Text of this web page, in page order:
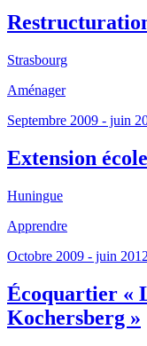
Strasbourg
Aménager
Septembre 2009 - juin
Extension
Huningue
Apprendre
Octobre 2009 - juin 2012
Écoquartier «
Kochersberg »